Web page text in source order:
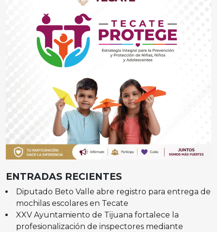
ENTRADAS RECIENTES
Diputado Beto Valle abre registro para entrega de
mochilas escolares en Tecate
XXV Ayuntamiento de Tijuana fortalece la
profesionalización de inspectores mediante